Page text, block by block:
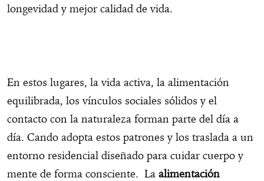
longevidad y mejor calidad de vida.
En estos lugares, la vida activa, la alimentación
equilibrada, los vínculos sociales sólidos y el
contacto con la naturaleza forman parte del día a
día. Cando adopta estos patrones y los traslada a un
entorno residencial diseñado para cuidar cuerpo y
mente de forma consciente. La alimentación